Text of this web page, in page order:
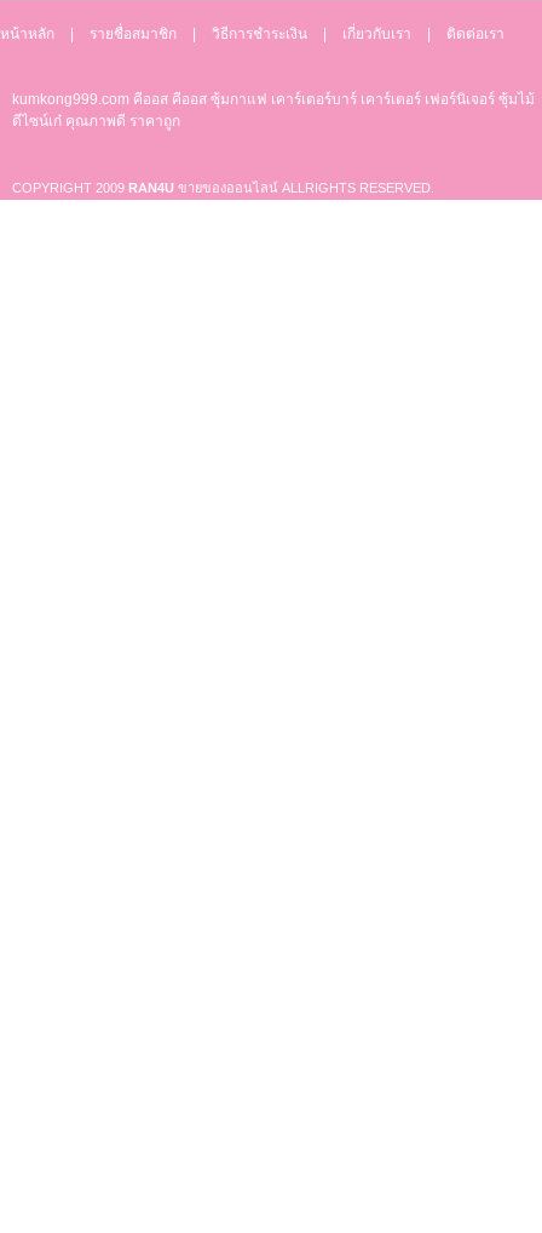
หน้าหลัก รายชื่อสมาชิก วิธีการชำระเงิน เกี่ยวกับเรา ติดต่อเรา
kumkong999.com คีออส คีออส ซุ้มกาแฟ เคาร์เตอร์บาร์ เคาร์เตอร์ เฟอร์นิเจอร์ ซุ้มไม้
ดีไซน์เก๋ คุณภาพดี ราคาถูก
COPYRIGHT 2009 RAN4U ขายของออนไลน์ ALLRIGHTS RESERVED.